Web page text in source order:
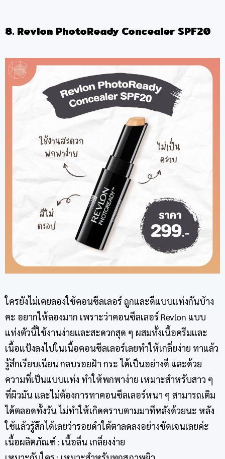
8. Revlon PhotoReady Concealer SPF20
ใครยังไม่เคยลองใช้คอนซีลเลอร์ ถูกและดีแบบแท่งกันบ้าง
คะ อยากให้ลองมาก เพราะว่าคอนซีลเลอร์ Revlon แบบ
แท่งตัวนี้ใช้งานง่ายและสะดวกสุด ๆ ผสมทั้งเนื้อครีมและ
เนื้อแป้งลงไปในเนื้อคอนซีลเลอร์เลยทำให้เกลี่ยง่าย ทาแล้ว
รู้สึกเรียบเนียน กลบรอยฝ้า กระ ได้เป็นอย่างดี และด้วย
ความที่เป็นแบบแท่ง ทำให้พกพาง่าย เหมาะสำหรับสาว ๆ
ที่ผิวมัน และไม่ต้องการทาคอนซีลเลอร์หนา ๆ สามารถเติม
ได้ตลอดทั้งวัน ไม่ทำให้เกิดคราบตามมาทีหลังด้วยนะ หลัง
ใช้แล้วรู้สึกได้เลยว่ารอยดำใต้ตาลดลงอย่างชัดเจนเลยค่ะ
เนื้อผลิตภัณฑ์ : เนื้อลื่น เกลี่ยงง่าย